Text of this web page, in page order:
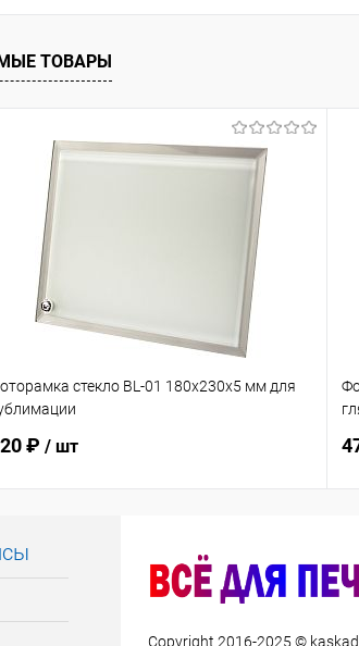
ТОВАРЫ
стекло BL-01 180x230х5 мм для
₽ / шт
Copyright 2016-2025 ©